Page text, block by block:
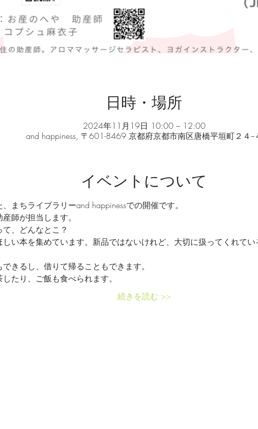
日時・場所
2024年11月19日 10:00 – 12:00
and happiness, 〒601-8469 京都府京都市南区唐橋平垣町２４−
イベントについて
まちライブラリーand happinessでの開催です。
師が担当します。
、どんなとこ？
しい本を集めています。新品ではないけれど、大切に扱ってくれて
きるし、借りて帰ることもできます。
たり、ご飯も食べられます。
続きを読む >>